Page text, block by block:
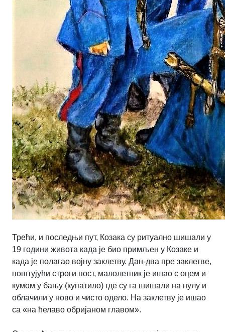
Трећи, и последњи пут, Козака су ритуално шишали у
19 години живота када је био примљен у Козаке и
када је полагао војну заклетву. Дан-два пре заклетве,
поштујући строги пост, малолетник је ишао с оцем и
кумом у бању (купатило) где су га шишали на нулу и
облачили у ново и чисто одело. На заклетву је ишао
са «на ћелаво обријаном главом».